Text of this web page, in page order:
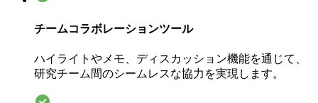
チームコラボレーションツール
ハイライトやメモ、ディスカッション機能を通じて、
研究チーム間のシームレスな協力を実現します。